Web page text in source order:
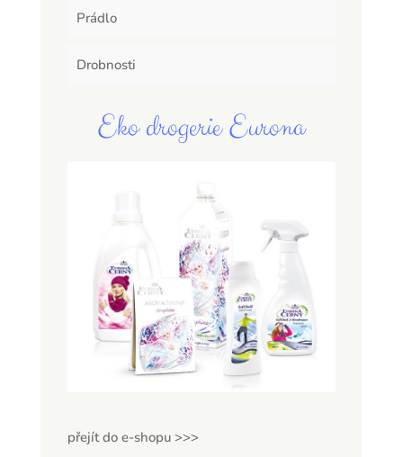
Prádlo
Drobnosti
Eko drogerie Eurona
přejít do e-shopu >>>